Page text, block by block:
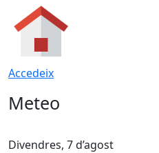
Accedeix
Meteo
Divendres, 7 d’agost